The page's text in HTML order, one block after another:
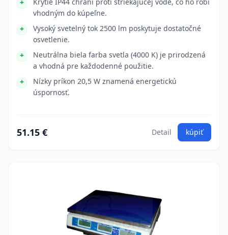
vhodným do kúpeľne.
Vysoký svetelný tok 2500 lm poskytuje dostatočné
osvetlenie.
Neutrálna biela farba svetla (4000 K) je prirodzená
a vhodná pre každodenné použitie.
Nízky príkon 20,5 W znamená energetickú
úspornosť.
51.15 € Detail kúpiť